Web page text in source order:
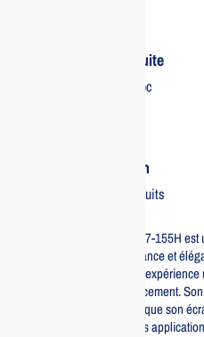
Livraison gratuite​
partout au Maroc
Garantie 1 an
Sur tous nos produits
Le HP x360 1040 G11 Ultra 7-155H
14 pouces qui allie performance et
SSD de 512 Go, il offre une
les professionnels en déplacement.
portabilité maximale, tandis que son
naviguer facilement entre les